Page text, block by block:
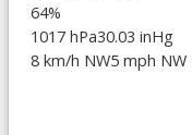
64%
1017 hPa30.03 inHg
8 km/h NW5 mph NW